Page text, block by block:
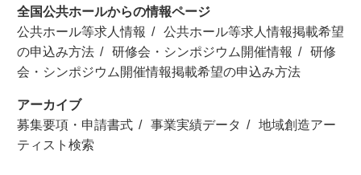
全国公共ホールからの情報ページ
公共ホール等求人情報
公共ホール等求人情報掲載希望
の申込み方法
研修会・シンポジウム開催情報
研修
会・シンポジウム開催情報掲載希望の申込み方法
アーカイブ
募集要項・申請書式
事業実績データ
地域創造アー
ティスト検索